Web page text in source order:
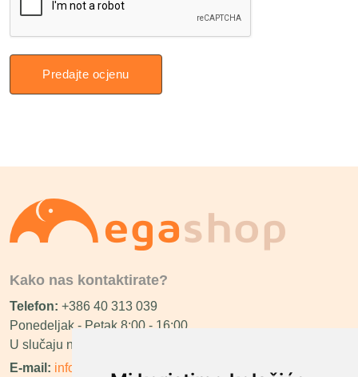
Predajte ocjenu
Kako nas kontaktirate?
Telefon: +386 40 313 039
Ponedeljak - Petak 8:00 - 16:00
U slučaju neraspoloživosti ćemo vas nazvati.
E-mail: info@megashop.hr